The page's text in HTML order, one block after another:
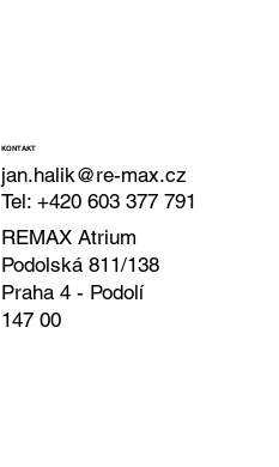
KONTAKT
jan.halik@re-max.cz
Tel: +420 603 377 791
REMAX Atrium
Podolská 811/138
Praha 4 - Podolí
147 00